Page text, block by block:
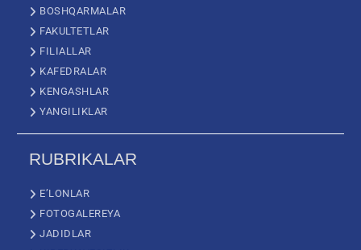
BOSHQARMALAR
FAKULTETLAR
FILIALLAR
KAFEDRALAR
KENGASHLAR
YANGILIKLAR
RUBRIKALAR
E’LONLAR
FOTOGALEREYA
JADIDLAR